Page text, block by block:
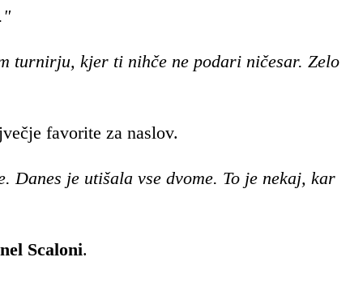
turnirju, kjer ti nihče ne podari ničesar. Zelo
favorite za naslov.
Danes je utišala vse dvome. To je nekaj, kar
Scaloni.